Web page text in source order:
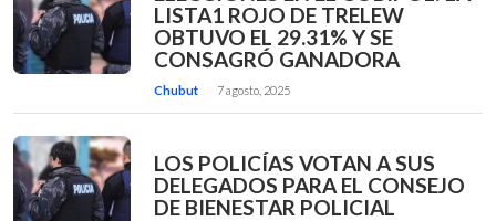
LISTA1 ROJO DE TRELEW
OBTUVO EL 29.31% Y SE
CONSAGRÓ GANADORA
Chubut 7 agosto, 2025
LOS POLICÍAS VOTAN A SUS
DELEGADOS PARA EL CONSEJO
DE BIENESTAR POLICIAL